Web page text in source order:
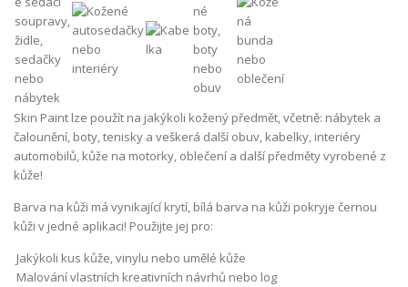
Skin Paint lze použít na jakýkoli kožený předmět, včetně: nábytek a
čalounění, boty, tenisky a veškerá další obuv, kabelky, interiéry
automobilů, kůže na motorky, oblečení a další předměty vyrobené z
kůže!
Barva na kůži má vynikající krytí, bílá barva na kůži pokryje černou
kůži v jedné aplikaci! Použijte jej pro:
Jakýkoli kus kůže, vinylu nebo umělé kůže
Malování vlastních kreativních návrhů nebo log